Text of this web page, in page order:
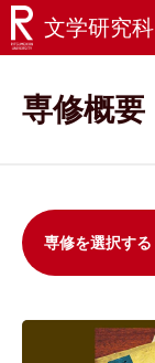
文学研究科
専修概要
専修を選択する